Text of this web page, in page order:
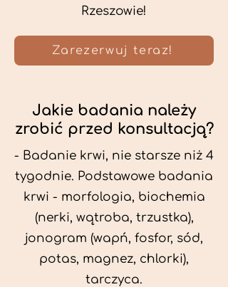
Rzeszowie!
Zarezerwuj teraz!
Jakie badania należy
zrobić przed konsultacją?
- Badanie krwi, nie starsze niż 4
tygodnie. Podstawowe badania
krwi - morfologia, biochemia
(nerki, wątroba, trzustka),
jonogram (wapń, fosfor, sód,
potas, magnez, chlorki),
tarczyca.